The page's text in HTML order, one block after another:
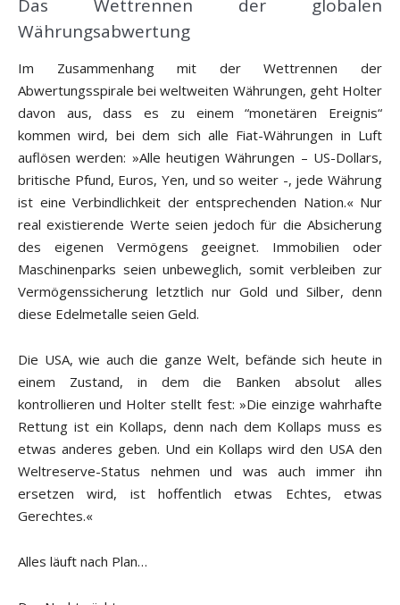
Das Wettrennen der globalen
Währungsabwertung
Im Zusammenhang mit der Wettrennen der
Abwertungsspirale bei weltweiten Währungen, geht Holter
davon aus, dass es zu einem “monetären Ereignis“
kommen wird, bei dem sich alle Fiat-Währungen in Luft
auflösen werden: »Alle heutigen Währungen – US-Dollars,
britische Pfund, Euros, Yen, und so weiter -, jede Währung
ist eine Verbindlichkeit der entsprechenden Nation.« Nur
real existierende Werte seien jedoch für die Absicherung
des eigenen Vermögens geeignet. Immobilien oder
Maschinenparks seien unbeweglich, somit verbleiben zur
Vermögenssicherung letztlich nur Gold und Silber, denn
diese Edelmetalle seien Geld.
Die USA, wie auch die ganze Welt, befände sich heute in
einem Zustand, in dem die Banken absolut alles
kontrollieren und Holter stellt fest: »Die einzige wahrhafte
Rettung ist ein Kollaps, denn nach dem Kollaps muss es
etwas anderes geben. Und ein Kollaps wird den USA den
Weltreserve-Status nehmen und was auch immer ihn
ersetzen wird, ist hoffentlich etwas Echtes, etwas
Gerechtes.«
Alles läuft nach Plan…